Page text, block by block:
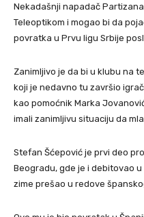
Nekadašnji napadač
Teleoptikom i mogao bi da
povratka u Prvu ligu Srbije
Zanimljivo je da bi u klubu na
koji je nedavno tu završio
kao pomoćnik Marka
imali zanimljivu situaciju da
Stefan Šćepović je prvi deo
Beogradu, gde je i debitovao
zime prešao u redove